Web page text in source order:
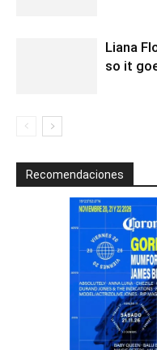
Liana
so it
Recomendaciones